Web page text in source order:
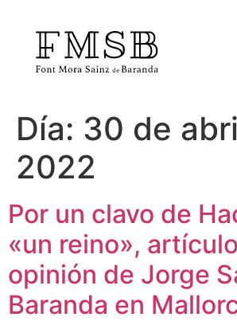
Inicio
Font Mora Sainz de Baranda
Equipo
Servicios
Día: 30 de
2022
Por un clavo de
«un reino»,
opinión de Jorge
Baranda en